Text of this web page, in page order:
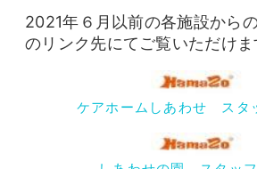
2021年６月以前の各施設から
のリンク先にてご覧いただけま
ケアホームしあわせ スタ